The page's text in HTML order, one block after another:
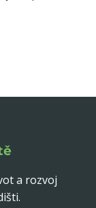
a rozvoj